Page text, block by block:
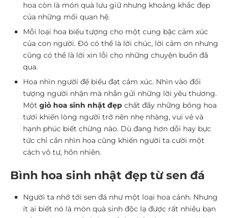
hoa còn là món quà lưu giữ nhưng khoảng khắc đẹp
của những mối quan hệ.
Mỗi loại hoa biểu tượng cho một cung bậc cảm xúc
của con người. Đó có thể là lời chúc, lời cảm ơn nhưng
cũng có thể là lời xin lỗi cho những chuyện buồn đã
qua.
Hoa nhìn người để biểu đạt cảm xúc. Nhìn vào đối
tượng người nhận mà nhắn gửi những lời yêu thương.
Một giỏ hoa sinh nhật đẹp chất đầy những bông hoa
tươi khiến lòng người trở nên nhẹ nhàng, vui vẻ và
hạnh phúc biết chừng nào. Dù đang hơn dỗi hay bực
tức chỉ cần nhìn hoa cũng khiến người ta cười một
cách vô tư, hồn nhiên.
Bình hoa sinh nhật đẹp từ sen đá
Người ta nhớ tới sen đá như một loại hoa cảnh. Nhưng
ít ai biết nó là món quà sinh độc lạ được rất nhiều bạn